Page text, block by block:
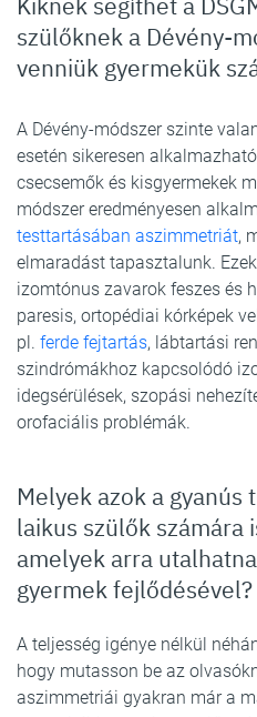
szülőknek a Dévény-
venniük gyermekük
A Dévény-módszer szinte
esetén sikeresen
csecsemők és kisgyermekek
módszer eredményesen
testtartásában aszimmetriát,
elmaradást tapasztalunk.
izomtónus zavarok feszes és
paresis, ortopédiai kórképek
pl. ferde fejtartás, lábtartási
szindrómákhoz kapcsolódó
idegsérülések, szopási
orofaciális problémák.
Melyek azok a
laikus szülők számára
amelyek arra
gyermek fejlődésével?
A teljesség igénye nélkül
hogy mutasson be az
aszimmetriái gyakran már a